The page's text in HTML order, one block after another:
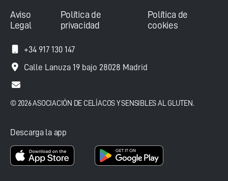
Aviso
Legal
Política de
privacidad
Política de
cookies
+34 917 130 147
Calle Lanuza 19 bajo 28028 Madrid
© 2026 ASOCIACIÓN DE CELÍACOS Y SENSIBLES AL GLUTEN.
Descarga la app